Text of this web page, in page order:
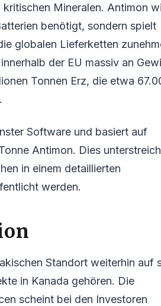
Mineralen. Antimon
benötigt, sondern spielt
globalen Lieferketten
der EU massiv an
Tonnen Erz, die etwa
Software und basiert auf
Antimon. Dies
in einem detaillierten
werden.
Standort weiterhin auf
in Kanada gehören. Die
scheint bei den Investoren